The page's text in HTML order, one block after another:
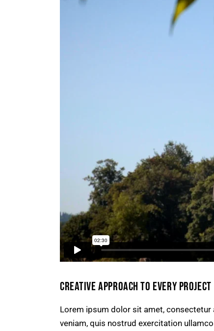
CREATIVE APPROACH TO EVERY PROJECT
Lorem ipsum dolor sit amet,
veniam, quis nostrud exercitation